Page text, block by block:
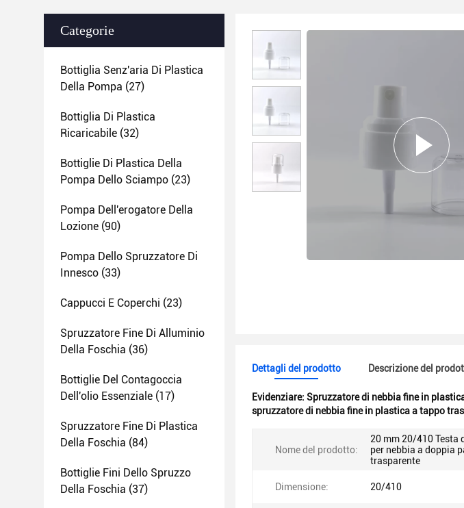
Categorie
Bottiglia Senz'aria Di Plastica
Della Pompa (27)
Bottiglia Di Plastica
Ricaricabile (32)
Bottiglie Di Plastica Della
Pompa Dello Sciampo (23)
Pompa Dell'erogatore Della
Lozione (90)
Pompa Dello Spruzzatore Di
Innesco (33)
Cappucci E Coperchi (23)
Spruzzatore Fine Di Alluminio
Della Foschia (36)
Bottiglie Del Contagoccia
Dell'olio Essenziale (17)
Spruzzatore Fine Di Plastica
Della Foschia (84)
Bottiglie Fini Dello Spruzzo
Della Foschia (37)
Dettagli del prodotto Descrizione del
Evidenziare: Spruzzatore di nebbia fine in
spruzzatore di nebbia fine in plastica a tappo
Nome del prodotto:
20 mm 20/410 Testa
per nebbia a doppia
trasparente
Dimensione: 20/410